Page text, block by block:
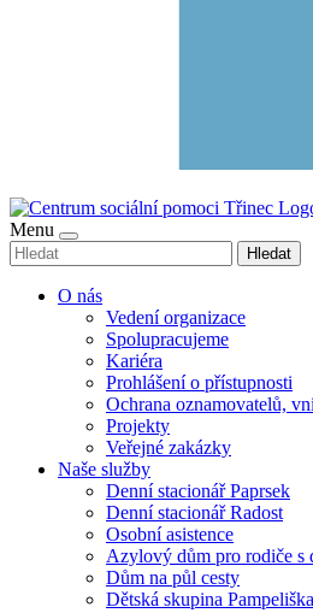
Menu
Hledat
O nás
Vedení organizace
Spolupracujeme
Kariéra
Prohlášení o přístupnosti
Ochrana oznamovatelů,
Projekty
Veřejné zakázky
Naše služby
Denní stacionář Paprsek
Denní stacionář Radost
Osobní asistence
Azylový dům pro rodiče s
Dům na půl cesty
Dětská skupina Pampeliška